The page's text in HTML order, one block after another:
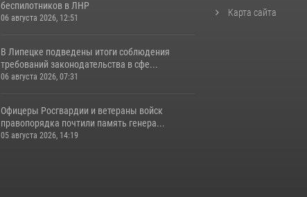
беспилотников в ЛНР
06 августа 2026, 12:51
В Липецке подведены итоги соблюдения
требований законодательства в сфе...
06 августа 2026, 07:31
Офицеры Росгвардии и ветераны войск
правопорядка почтили память генера...
05 августа 2026, 14:19
Карта сайта